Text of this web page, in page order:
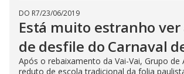
DO R7/23/06/2019
Está muito estranho ver
de desfile do Carnaval
Após o rebaixamento da Vai-Vai, Grupo de
reduto de escola tradicional da folia